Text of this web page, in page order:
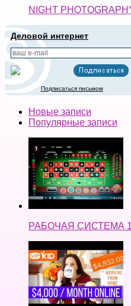
NIGHT
Деловой интернет
Подписаться письмом
Новые записи
Популярные записи
РАБОЧАЯ СИСТЕМА 1-